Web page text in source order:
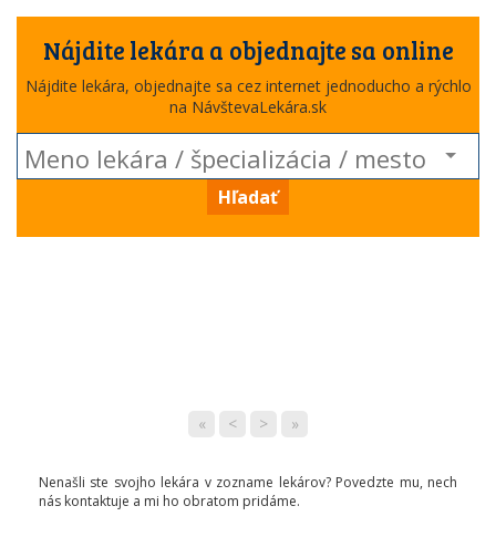
Nájdite lekára a objednajte sa online
Nájdite lekára, objednajte sa cez internet jednoducho a rýchlo
na NávštevaLekára.sk
Hľadať
« < > »
Nenašli ste svojho lekára v zozname lekárov? Povedzte mu, nech
nás kontaktuje a mi ho obratom pridáme.